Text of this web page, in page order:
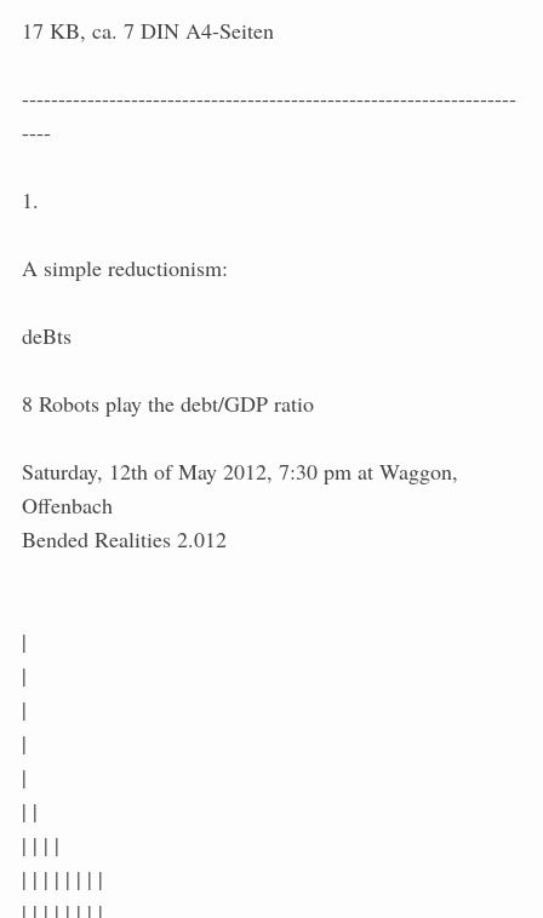
17 KB, ca. 7 DIN A4-Seiten
--------------------------------------------------------------------
----
1.
A simple reductionism:
deBts
8 Robots play the debt/GDP ratio
Saturday, 12th of May 2012, 7:30 pm at Waggon,
Offenbach
Bended Realities 2.012
|
|
|
|
|
| |
| | | |
| | | | | | | |